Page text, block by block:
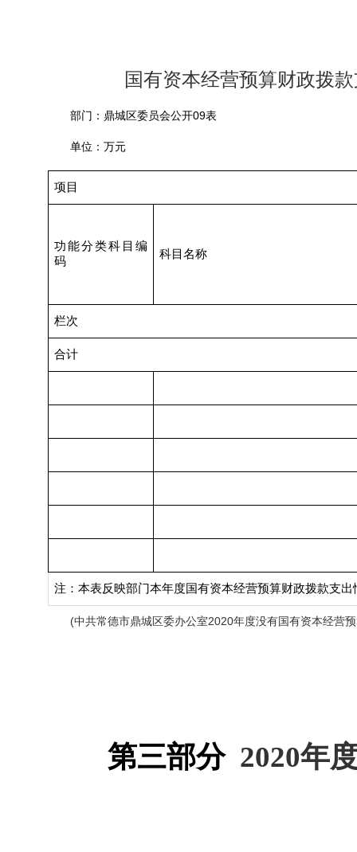
国有资本经营预算财政拨
部门：鼎城区委员会公开09表
单位：万元
项目
功能分类科目编
码
科目名称
栏次
合计
注：本表反映部门本年度国有资本经营预算财政拨款支出
(中共常德市鼎城区委办公室2020年度没有国有资本经营
第三部分 2020年